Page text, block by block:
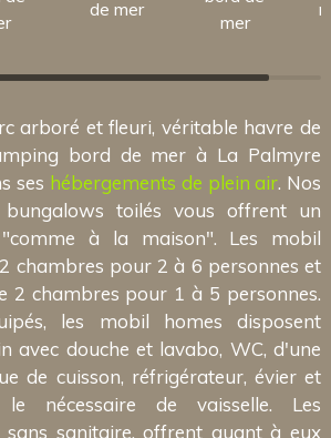
de mer
mer
arboré et fleuri, véritable havre de
bord de mer à La Palmyre
ses hébergements de plein air. Nos
toilés vous offrent un
à la maison". Les mobil
chambres pour 2 à 6 personnes et
2 chambres pour 1 à 5 personnes.
les mobil homes disposent
avec douche et lavabo, WC, d'une
de cuisson, réfrigérateur, évier et
nécessaire de vaisselle. Les
sans sanitaire, offrent quant à eux